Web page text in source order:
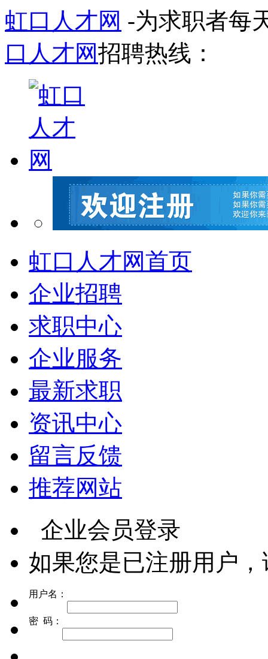
虹口人才网 -为求职者每
口人才网招聘热线：
虹口人才网首页
企业招聘
求职中心
企业服务
最新求职
资讯中心
留言反馈
推荐网站
企业会员登录
如果您是已注册用户
用户名：
密 码：